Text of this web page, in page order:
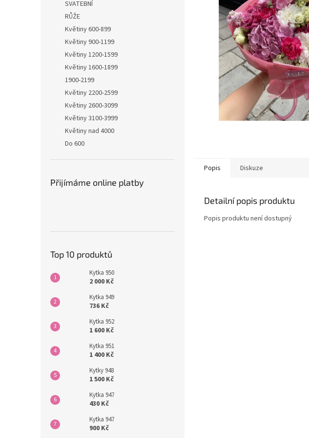
SVATEBNÍ
RŮŽE
Květiny 600-899
Květiny 900-1199
Květiny 1200-1599
Květiny 1600-1899
1900-2199
Květiny 2200-2599
Květiny 2600-3099
Květiny 3100-3999
Květiny nad 4000
Do 600
Přijímáme online platby
Top 10 produktů
Kytka 950
2 000 Kč
Kytka 949
736 Kč
Kytka 952
1 600 Kč
Kytka 951
1 400 Kč
Kytky 948
1 500 Kč
Kytka 947
430 Kč
Kytka 947
900 Kč
Popis Diskuze
Detailní popis produktu
Popis produktu není dostupný